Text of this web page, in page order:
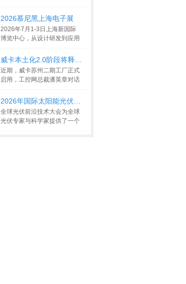
2026慕尼黑上海电子展
2026年7月1-3日上海新国际
博览中心，从设计研发到应用
业展>>
近期，威卡苏州二期工厂正式
启用，工控网总裁潘英章对话
破>>
全球光伏前沿技术大会为全球
光伏专家与科学家提供了一个